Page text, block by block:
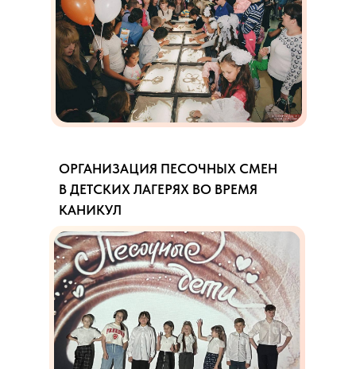
ОРГАНИЗАЦИЯ ПЕСОЧНЫХ СМЕН
В ДЕТСКИХ ЛАГЕРЯХ ВО ВРЕМЯ
КАНИКУЛ